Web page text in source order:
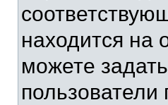
находится на
можете